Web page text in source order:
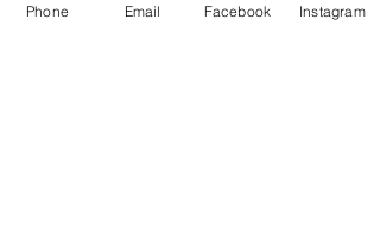
Localizacion
Phone Email Facebook Instagram